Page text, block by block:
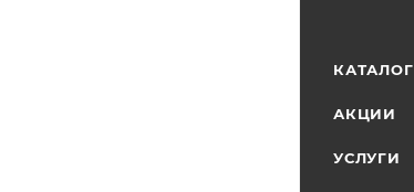
КАТАЛОГ
АКЦИИ
УСЛУГИ